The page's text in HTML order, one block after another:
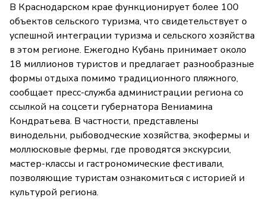
В Краснодарском крае функционирует более 100
объектов сельского туризма, что свидетельствует о
успешной интеграции туризма и сельского хозяйства
в этом регионе. Ежегодно Кубань принимает около
18 миллионов туристов и предлагает разнообразные
формы отдыха помимо традиционного пляжного,
сообщает пресс-служба администрации региона со
ссылкой на соцсети губернатора Вениамина
Кондратьева. В частности, представлены
винодельни, рыбоводческие хозяйства, экофермы и
моллюсковые фермы, где проводятся экскурсии,
мастер-классы и гастрономические фестивали,
позволяющие туристам ознакомиться с историей и
культурой региона.